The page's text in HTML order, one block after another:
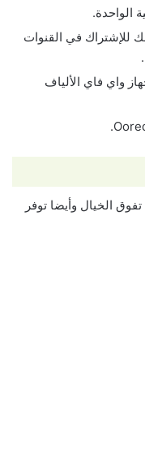
متاحة لك للإشتراك في القنوات
هذه الباقة أنها تمنحك عدد 3 جهاز واي فاي الألياف
الخيال وأيضا توفر